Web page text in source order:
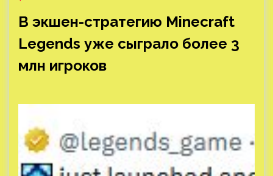
В экшен-стратегию Minecraft
Legends уже сыграло более 3
млн игроков